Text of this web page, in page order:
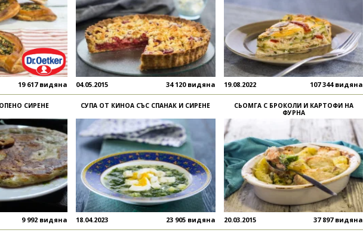
19 617 видяна 04.05.2015 34 120 видяна 19.08.2022 107 344 видяна
СИРЕНЕ
9 992 видяна
СУПА ОТ КИНОА СЪС СПАНАК И СИРЕНЕ
18.04.2023 23 905 видяна
СЬОМГА С БРОКОЛИ И КАРТОФИ НА
ФУРНА
20.03.2015 37 897 видяна